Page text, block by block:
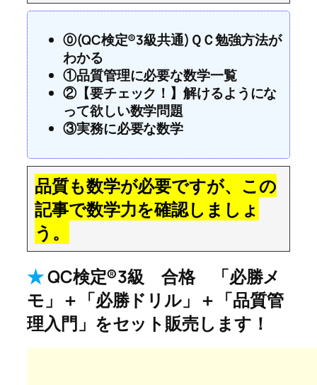
⓪(QC検定®3級共通)ＱＣ勉強方法が
わかる
①品質管理に必要な数学一覧
②【要チェック！】解けるようにな
って欲しい数学問題
③実務に必要な数学
品質も数学が必要ですが、この
記事で数学力を確認しましょ
う。
★QC検定®3級 合格 「必勝メ
モ」＋「必勝ドリル」＋「品質管
理入門」をセット販売します！